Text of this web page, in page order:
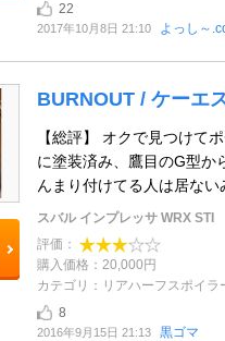
22
2017年10月8日 21:10 よっし～
BURNOUT / ケーエ
【総評】 オクで見つけて
に塗装済み、鷹目のG型か
んまり付けてる人は居ない
スバル インプレッサ WRX STI
評価：
購入価格：20,000円
カテゴリ：リアハーフスポイラ
8
2016年9月15日 21:13 黒ゴマ